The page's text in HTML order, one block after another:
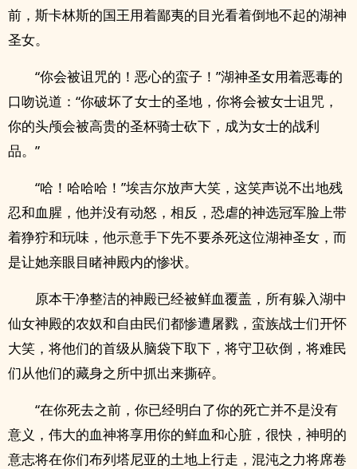
前，斯卡林斯的国王用着鄙夷的目光看着倒地不起的湖神
圣女。
“你会被诅咒的！恶心的蛮子！”湖神圣女用着恶毒的
口吻说道：“你破坏了女士的圣地，你将会被女士诅咒，
你的头颅会被高贵的圣杯骑士砍下，成为女士的战利
品。”
“哈！哈哈哈！”埃吉尔放声大笑，这笑声说不出地残
忍和血腥，他并没有动怒，相反，恐虐的神选冠军脸上带
着狰狞和玩味，他示意手下先不要杀死这位湖神圣女，而
是让她亲眼目睹神殿内的惨状。
原本干净整洁的神殿已经被鲜血覆盖，所有躲入湖中
仙女神殿的农奴和自由民们都惨遭屠戮，蛮族战士们开怀
大笑，将他们的首级从脑袋下取下，将守卫砍倒，将难民
们从他们的藏身之所中抓出来撕碎。
“在你死去之前，你已经明白了你的死亡并不是没有
意义，伟大的血神将享用你的鲜血和心脏，很快，神明的
意志将在你们布列塔尼亚的土地上行走，混沌之力将席卷